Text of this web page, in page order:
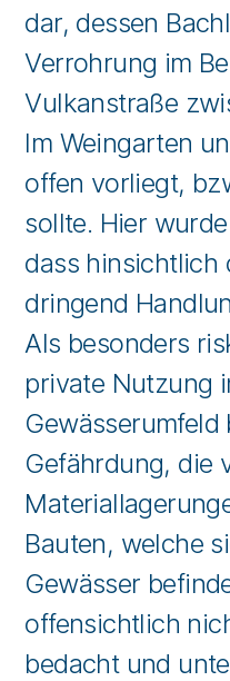
dar, dessen
Verrohrung im
Vulkanstraße
Im Weingarten
offen vorliegt,
sollte. Hier
dass hinsichtlich
dringend
Als besonders
private Nutzung
Gewässerumfeld
Gefährdung, die
Bauten, welche
Gewässer
offensichtlich
bedacht und